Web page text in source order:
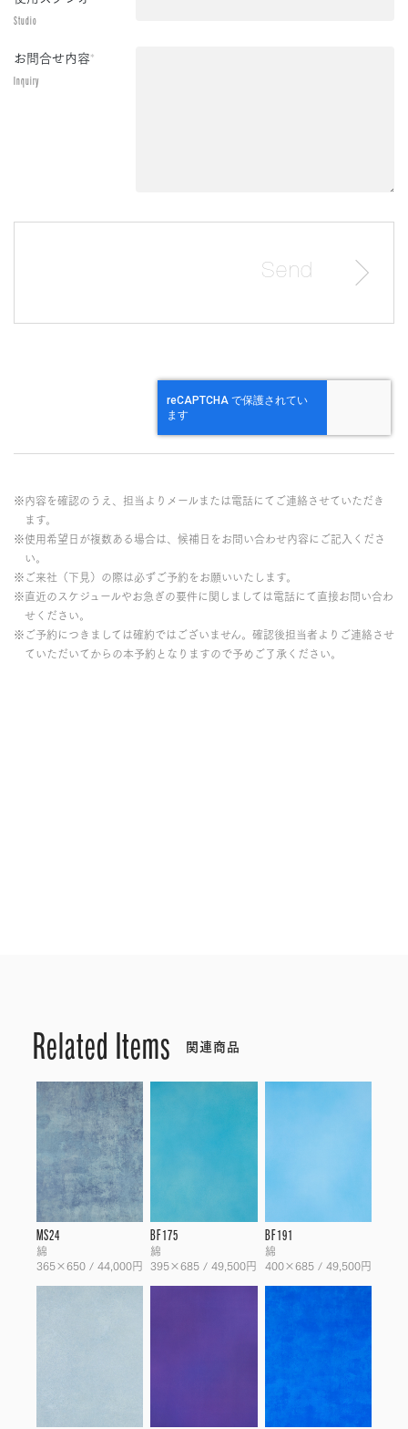
Studio
お問合せ内容*
Inquiry
※内容を確認のうえ、担当よりメールまたは電話にてご連絡させていただき
ます。
※使用希望日が複数ある場合は、候補日をお問い合わせ内容にご記入くださ
い。
※ご来社（下見）の際は必ずご予約をお願いいたします。
※直近のスケジュールやお急ぎの要件に関しましては電話にて直接お問い合わ
せください。
※ご予約につきましては確約ではございません。確認後担当者よりご連絡させ
ていただいてからの本予約となりますので予めご了承ください。
Related Items 関連商品
MS24
綿
365×650 / 44,000円
BF175
綿
395×685 / 49,500円
BF191
綿
400×685 / 49,500円